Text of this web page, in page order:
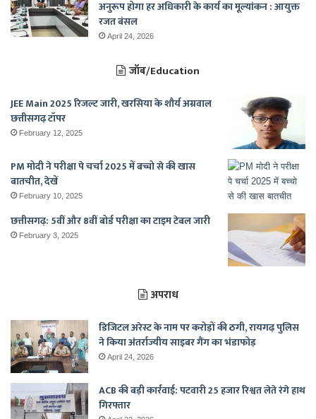
अनुरूप होगा हर अधिकारी के कार्य का मूल्यांकन : आयुक्त
रजत बंसल
April 24, 2026
जॉब/Education
JEE Main 2025 रिजल्ट जारी, खरसिया के शौर्य अग्रवाल
छत्तीसगढ़ टॉपर
February 12, 2025
PM मोदी ने परीक्षा पे चर्चा 2025 में बच्चो से की खास
बातचीत, देखें
February 10, 2025
छत्तीसगढ़: 5वीं और 8वीं बोर्ड परीक्षा का टाइम टेबल जारी
February 3, 2025
अपराध
डिजिटल अरेस्ट के नाम पर करोड़ों की ठगी, रायगढ़ पुलिस
ने किया अंतर्राज्यीय साइबर गैंग का भंडाफोड़
April 24, 2026
ACB की बड़ी कार्रवाई: पटवारी 25 हजार रिश्वत लेते रंगे हाथ
गिरफ्तार